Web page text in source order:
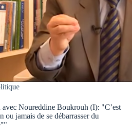
avec Noureddine Boukrouh (I): "C’est
ou jamais de se débarrasser du